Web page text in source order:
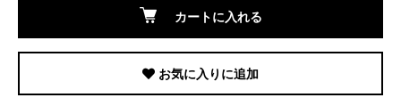
カートに入れる
お気に入りに追加